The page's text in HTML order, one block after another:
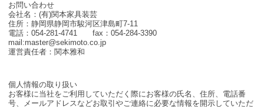
お問い合わせ
会社名：(有)関本家具装芸
住所：静岡県静岡市駿河区津島町7-11
電話：054-281-4741 fax：054-284-3390
mail:master@sekimoto.co.jp
運営責任者：関本雅和
個人情報の取り扱い
お客様に当社をご利用していただく際にお客様の氏名、住所、電話番
号、メールアドレスなどお取引やご連絡に必要な情報を開示していただ